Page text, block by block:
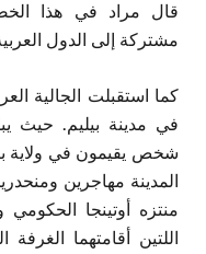
قال مراد في هذا
مشتركة إلى الدول
كما استقبلت الجالية
شخص يقيمون في ولاية
المدينة مهاجرين
منتزه أوتينجا
اللتين أقامتهما الغرفة